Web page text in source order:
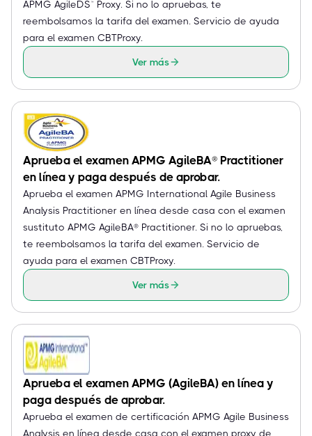
APMG AgileDS™ Proxy. Si no lo apruebas, te
reembolsamos la tarifa del examen. Servicio de ayuda
para el examen CBTProxy.
Ver más
Aprueba el examen APMG AgileBA® Practitioner
en línea y paga después de aprobar.
Aprueba el examen APMG International Agile Business
Analysis Practitioner en línea desde casa con el examen
sustituto APMG AgileBA® Practitioner. Si no lo apruebas,
te reembolsamos la tarifa del examen. Servicio de
ayuda para el examen CBTProxy.
Ver más
Aprueba el examen APMG (AgileBA) en línea y
paga después de aprobar.
Aprueba el examen de certificación APMG Agile Business
Analysis en línea desde casa con el examen proxy de